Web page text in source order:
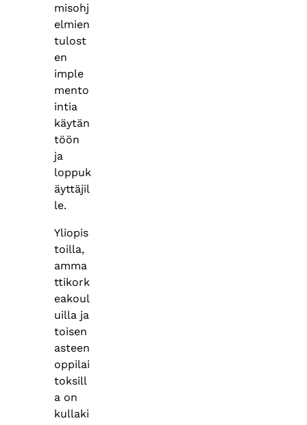
misohj
elmien
tulost
en
imple
mento
intia
käytän
töön
ja
loppuk
äyttäjil
le.
Yliopis
toilla,
amma
ttikork
eakoul
uilla ja
toisen
asteen
oppilai
toksill
a on
kullaki